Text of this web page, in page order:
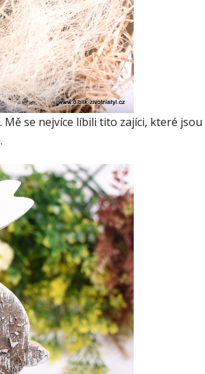
se nejvíce líbili tito zajíci, které jsou